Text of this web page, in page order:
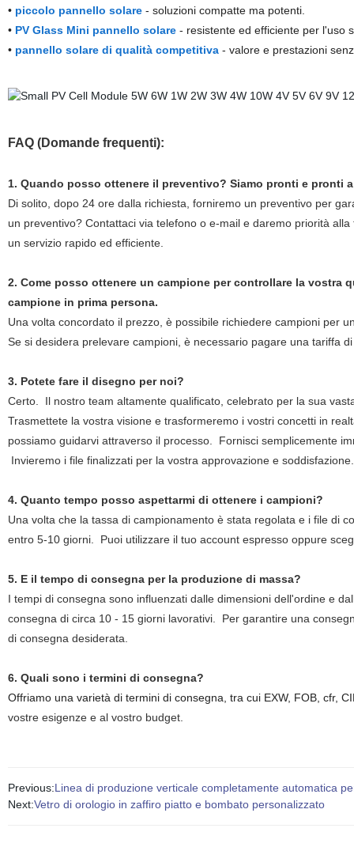
• piccolo pannello solare- soluzioni compatte ma potenti.
• PV Glass Mini pannello solare - resistente ed efficiente per l'uso
• pannello solare di qualità competitiva- valore e prestazioni
FAQ (Domande frequenti):
1. Quando posso ottenere il preventivo? Siamo pronti e pronti
Di solito, dopo 24 ore dalla richiesta, forniremo un preventivo per
un preventivo? Contattaci via telefono o e-mail e daremo priorità
un servizio rapido ed efficiente.
2. Come posso ottenere un campione per controllare la vostra
campione in prima persona.
Una volta concordato il prezzo, è possibile richiedere campioni per
Se si desidera prelevare campioni, è necessario pagare una tariffa
3. Potete fare il disegno per noi?
Certo.
Il nostro team altamente qualificato, celebrato per la sua
Trasmettete la vostra visione e trasformeremo i vostri concetti in
possiamo guidarvi attraverso il processo.
Fornisci semplicemente
Invieremo i file finalizzati per la vostra approvazione e soddisfazione.
4. Quanto tempo posso aspettarmi di ottenere i campioni?
Una volta che la tassa di campionamento è stata regolata e i file di
entro 5-10 giorni.
Puoi utilizzare il tuo account espresso oppure
5. E il tempo di consegna per la produzione di massa?
I tempi di consegna sono influenzati dalle dimensioni dell'ordine e
consegna di circa 10 - 15 giorni lavorativi.
Per garantire una
di consegna desiderata.
6. Quali sono i termini di consegna?
Offriamo una varietà di termini di consegna, tra cui EXW, FOB, cfr,
vostre esigenze e al vostro budget.
Previous:Linea di produzione verticale completamente automatica
Next:Vetro di orologio in zaffiro piatto e bombato personalizzato